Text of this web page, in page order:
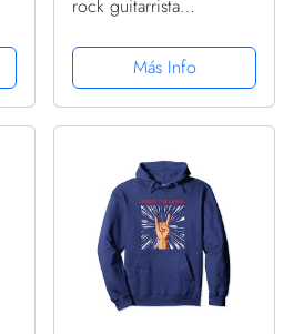
rock guitarrista
Sudadera con Capucha
Más Info